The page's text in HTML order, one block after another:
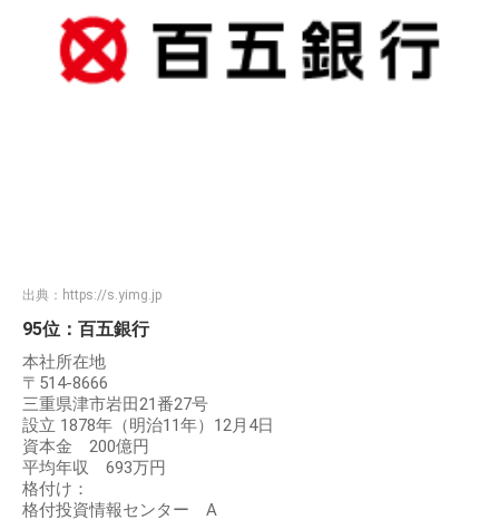
出典： https://s.yimg.jp
95位：百五銀行
本社所在地
〒514-8666
三重県津市岩田21番27号
設立 1878年（明治11年）12月4日
資本金 200億円
平均年収 693万円
格付け：
格付投資情報センター A